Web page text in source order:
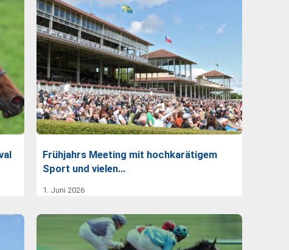
Frühjahrs Meeting mit hochkarätigem
Sport und vielen…
1. Juni 2026